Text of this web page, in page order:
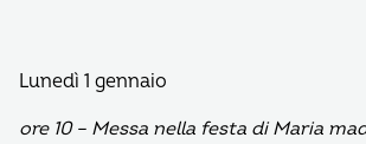
Lunedì 1 gennaio
ore 10 – Messa nella festa di Maria